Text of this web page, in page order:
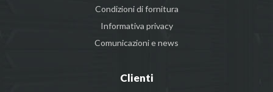
Condizioni di fornitura
Informativa privacy
Comunicazioni e news
Clienti